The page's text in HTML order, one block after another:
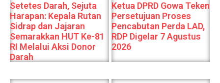
Setetes Darah, Sejuta
Harapan: Kepala Rutan
Sidrap dan Jajaran
Semarakkan HUT Ke-81
RI Melalui Aksi Donor
Darah
Ketua DPRD Gowa Teken
Persetujuan Proses
Pencabutan Perda LAD,
RDP Digelar 7 Agustus
2026